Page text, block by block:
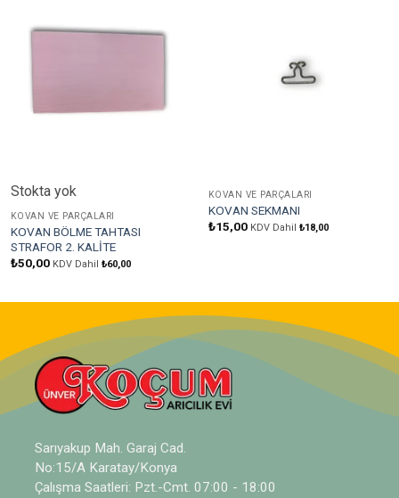
Stokta yok
KOVAN VE PARÇALARI
KOVAN BÖLME TAHTASI
STRAFOR 2. KALİTE
₺50,00 KDV Dahil ₺60,00
KOVAN VE PARÇALARI
KOVAN SEKMANI
₺15,00 KDV Dahil ₺18,00
Sarıyakup Mah. Garaj Cad.
No:15/A Karatay/Konya
Çalışma Saatleri: Pzt.-Cmt. 07:00 - 18:00